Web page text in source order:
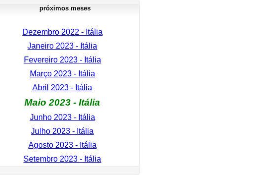
próximos meses
Dezembro 2022 - Itália
Janeiro 2023 - Itália
Fevereiro 2023 - Itália
Março 2023 - Itália
Abril 2023 - Itália
Maio 2023 - Itália
Junho 2023 - Itália
Julho 2023 - Itália
Agosto 2023 - Itália
Setembro 2023 - Itália